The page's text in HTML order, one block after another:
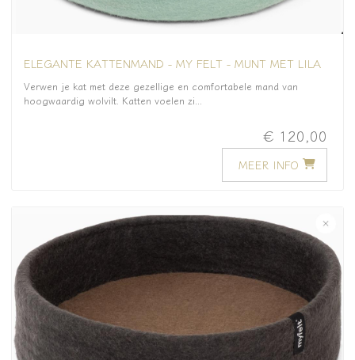
ELEGANTE KATTENMAND - MY FELT - MUNT MET LILA
Verwen je kat met deze gezellige en comfortabele mand van
hoogwaardig wolvilt. Katten voelen zi...
€ 120,00
MEER INFO